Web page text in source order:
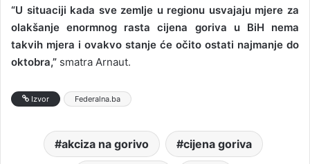
“U situaciji kada sve zemlje u regionu usvajaju mjere za
olakšanje enormnog rasta cijena goriva u BiH nema
takvih mjera i ovakvo stanje će očito ostati najmanje do
oktobra,” smatra Arnaut.
Izvor Federalna.ba
akciza na gorivo cijena goriva